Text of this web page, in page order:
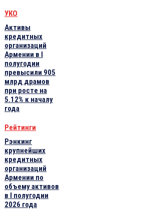
УКО
Активы
кредитных
организаций
Армении в I
полугодии
превысили 905
млрд драмов
при росте на
5.12% к началу
года
Рейтинги
Рэнкинг
крупнейших
кредитных
организаций
Армении по
объему активов
в I полугодии
2026 года